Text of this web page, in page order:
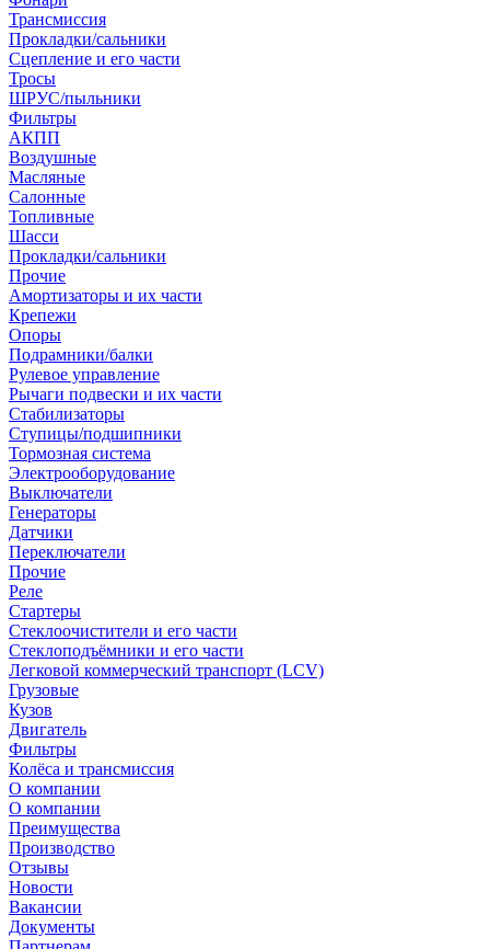
Трансмиссия
Прокладки/сальники
Сцепление и его части
Тросы
ШРУС/пыльники
Фильтры
АКПП
Воздушные
Масляные
Салонные
Топливные
Шасси
Прокладки/сальники
Прочие
Амортизаторы и их части
Крепежи
Опоры
Подрамники/балки
Рулевое управление
Рычаги подвески и их части
Стабилизаторы
Ступицы/подшипники
Тормозная система
Электрооборудование
Выключатели
Генераторы
Датчики
Переключатели
Прочие
Реле
Стартеры
Стеклоочистители и его части
Стеклоподъёмники и его части
Легковой коммерческий транспорт (LCV)
Грузовые
Кузов
Двигатель
Фильтры
Колёса и трансмиссия
О компании
О компании
Преимущества
Производство
Отзывы
Новости
Вакансии
Документы